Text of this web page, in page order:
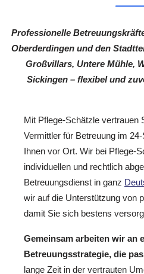
Professionelle
Oberderdingen und den
Großvillars, Untere Mühle,
Sickingen – flexibel und
Mit Pflege-Schätzle vertrauen
Vermittler für Betreuung im
Ihnen vor Ort. Wir bei Pflege-
individuellen und rechtlich
Betreuungsdienst in ganz
wir auf die Unterstützung von
damit Sie sich bestens
Gemeinsam arbeiten wir an
Betreuungsstrategie, die
lange Zeit in der vertrauten